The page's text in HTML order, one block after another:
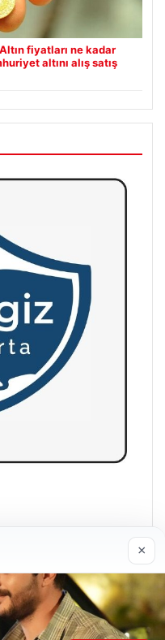
fiyatları ne kadar
altını alış satış
×